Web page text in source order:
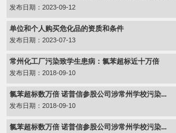
发布日期：2023-09-12
单位和个人购买危化品的资质和条件
发布日期：2023-07-13
常州化工厂污染致学生患病：氯苯超标近十万倍
发布日期：2018-09-10
氯苯超标数万倍 诺普信参股公司涉常州学校污染...
发布日期：2018-09-10
氯苯超标数万倍 诺普信参股公司涉常州学校污染...